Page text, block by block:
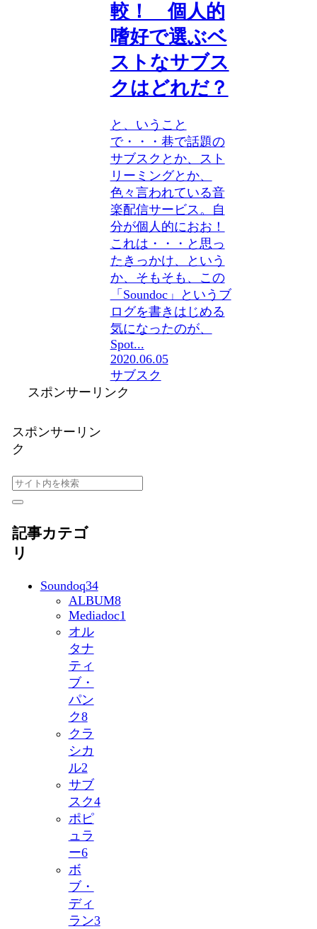
較！ 個人的
嗜好で選ぶベ
ストなサブス
クはどれだ？
と、いうこと
で・・・巷で話題の
サブスクとか、スト
リーミングとか、
色々言われている音
楽配信サービス。自
分が個人的におお！
これは・・・と思っ
たきっかけ、という
か、そもそも、この
「Soundoc」というブ
ログを書きはじめる
気になったのが、
Spot...
2020.06.05
サブスク
スポンサーリンク
スポンサーリン
ク
記事カテゴ
リ
Soundoq34
ALBUM8
Mediadoc1
オル
タナ
ティ
ブ・
パン
ク8
クラ
シカ
ル2
サブ
スク4
ポピ
ュラ
ー6
ボ
ブ・
ディ
ラン3